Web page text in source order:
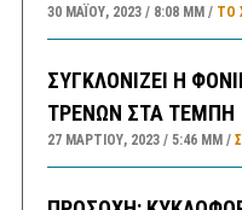
30 ΜΑΪ́ΟΥ, 2023 8:08 ΜΜ ΤΟ
ΣΥΓΚΛΟΝΙΖΕΙ Η
ΤΡΕΝΩΝ ΣΤΑ ΤΕΜΠΗ
27 ΜΑΡΤΊΟΥ, 2023 5:46 ΜΜ